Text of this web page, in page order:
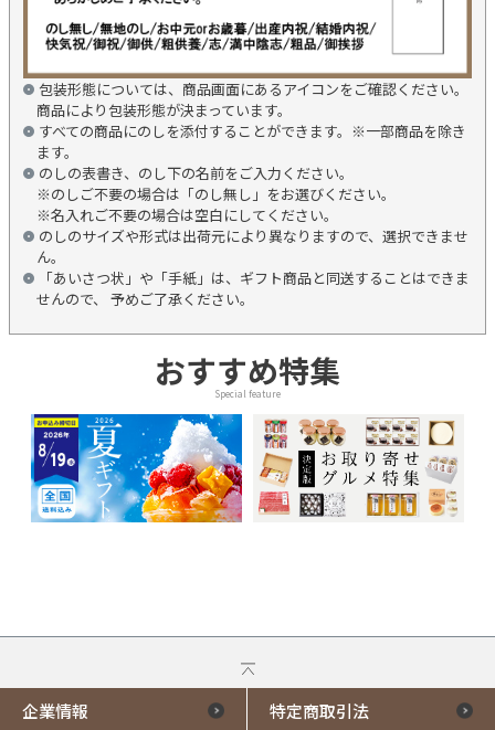
包装形態については、商品画面にあるアイコンをご確認ください。
商品により包装形態が決まっています。
すべての商品にのしを添付することができます。※一部商品を除き
ます。
のしの表書き、のし下の名前をご入力ください。
※のしご不要の場合は「のし無し」をお選びください。
※名入れご不要の場合は空白にしてください。
のしのサイズや形式は出荷元により異なりますので、選択できませ
ん。
「あいさつ状」や「手紙」は、ギフト商品と同送することはできま
せんので、 予めご了承ください。
おすすめ特集
Special feature
企業情報 特定商取引法